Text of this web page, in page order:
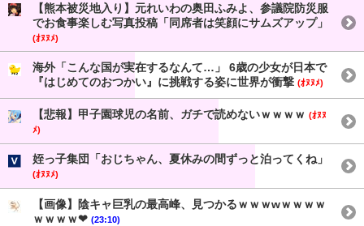
【熊本被災地入り】元れいわの奥田ふみよ、参議院防災服
でお食事楽しむ写真投稿「同席者は笑顔にサムズアップ」
(ｵﾇﾇﾒ)
海外「こんな国が実在するなんて…」 6歳の少女が日本で
『はじめてのおつかい』に挑戦する姿に世界が衝撃 (ｵﾇﾇﾒ)
【悲報】甲子園球児の名前、ガチで読めないｗｗｗｗ (ｵﾇﾇ
ﾒ)
姪っ子集団「おじちゃん、夏休みの間ずっと泊ってくね」
(ｵﾇﾇﾒ)
【画像】陰キャ巨乳の最高峰、見つかるｗｗｗwｗｗｗｗ
ｗｗｗｗ❤ (23:10)